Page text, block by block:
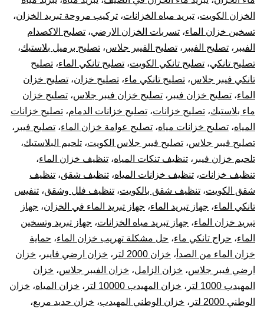
الخزان الكويت، تبريد مياه الخزانات، تركيب مروحة تبريد الخزان،
تسخين خزان الماء، تسربات الخزان الارضي، تصليح الاكصدام
الفيبر ، تصليح الفيبر ، تصليح الفيبر جلاس، تصليح برميل بلاستيك،
تصليح تانكي، تصليح تانكي الكويت، تصليح تانكي الماء، تصليح
تانكي فيبر جلاس، تصليح تانكي ماء، تصليح خزان، تصليح خزان
الماء، تصليح خزان فيبر ، تصليح خزان فيبر جلاس، تصليح خزان
ماء بلاستيك، تصليح خزانات، تصليح خزانات الدمام، تصليح خزانات
المياه، تصليح خزانات مياه، تصليح عوامة خزان الماء، تصليح فيبر ،
تصليح فيبر جلاس، تصليح فيبر جلاس الكويت، تلحيم البلاستيك،
تلحيم خزان فيبر ، تنظيف تنكات المياه، تنظيف خزان الماء،
تنظيف خزانات، تنظيف خزانات المياه، تنظيف شقق، تنظيف
شقق الكويت، تنظيف شقق بالكويت، تنظيف فلل وشقق، تنفيس
تانكي الماء، جهاز تبريد الماء، جهاز تبريد الماء في الخزان، جهاز
تبريد خزان الماء، جهاز تبريد مياه الخزانات، جهاز تبريد وتسخين
الماء، حراج تانكي ماء، حل مشكلة تهريب خزان الماء، حماية
خزان الماء من الصدأ ، خزان 2000 لتر ، خزان ارضي فايبر ، خزان
ارضي فيبر جلاس، خزان الزامل، خزان الفيبر جلاس، خزان
المهيدب 1000 لتر
، خزان المهيدب 10000 لتر ، خزان المياه، خزان
الوطني 2000 لتر
، خزان الوطني المهيدب، خزان حديد مربع،